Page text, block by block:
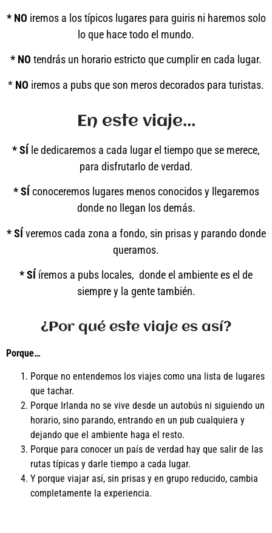
* NO iremos a los típicos lugares para guiris ni haremos solo
lo que hace todo el mundo.
* NO tendrás un horario estricto que cumplir en cada lugar.
* NO iremos a pubs que son meros decorados para turistas.
En este viaje...
*SÍ le dedicaremos a cada lugar el tiempo que se merece,
para disfrutarlo de verdad.
*SÍ conoceremos lugares menos conocidos y llegaremos
donde no llegan los demás.
*SÍ veremos cada zona a fondo, sin prisas y parando donde
queramos.
*SÍ íremos a pubs locales, donde el ambiente es el de
siempre y la gente también.
¿Por qué este viaje es así?
Porque…
Porque no entendemos los viajes como una lista de lugares
que tachar.
Porque Irlanda no se vive desde un autobús ni siguiendo un
horario, sino parando, entrando en un pub cualquiera y
dejando que el ambiente haga el resto.
Porque para conocer un país de verdad hay que salir de las
rutas típicas y darle tiempo a cada lugar.
Y porque viajar así, sin prisas y en grupo reducido, cambia
completamente la experiencia.